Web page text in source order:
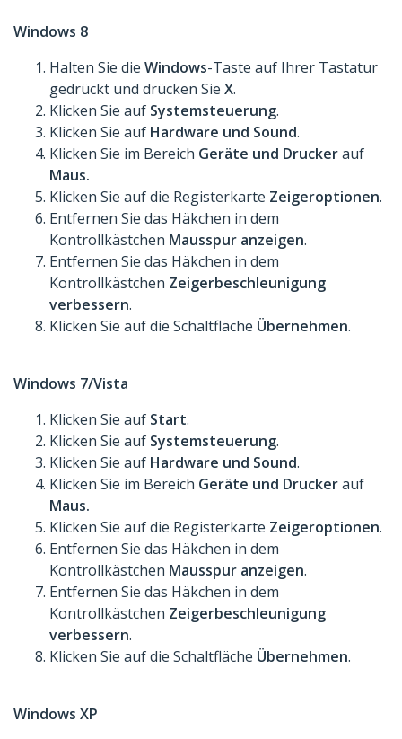
Windows 8
Halten Sie die Windows-Taste auf Ihrer Tastatur
gedrückt und drücken Sie X.
Klicken Sie auf Systemsteuerung.
Klicken Sie auf Hardware und Sound.
Klicken Sie im Bereich Geräte und Druckerauf
Maus.
Klicken Sie auf die Registerkarte Zeigeroptionen.
Entfernen Sie das Häkchen in dem
Kontrollkästchen Mausspur anzeigen.
Entfernen Sie das Häkchen in dem
Kontrollkästchen Zeigerbeschleunigung
verbessern.
Klicken Sie auf die Schaltfläche Übernehmen.
Windows 7/Vista
Klicken Sie auf Start.
Klicken Sie auf Systemsteuerung.
Klicken Sie auf Hardware und Sound.
Klicken Sie im Bereich Geräte und Druckerauf
Maus.
Klicken Sie auf die Registerkarte Zeigeroptionen.
Entfernen Sie das Häkchen in dem
Kontrollkästchen Mausspur anzeigen.
Entfernen Sie das Häkchen in dem
Kontrollkästchen Zeigerbeschleunigung
verbessern.
Klicken Sie auf die Schaltfläche Übernehmen.
Windows XP